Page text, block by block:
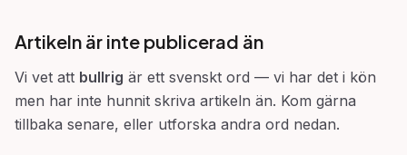
Artikeln är inte publicerad än
Vi vet att bullrig är ett svenskt ord — vi har det i kön
men har inte hunnit skriva artikeln än. Kom gärna
tillbaka senare, eller utforska andra ord nedan.